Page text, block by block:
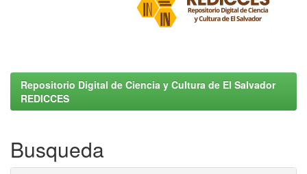
Repositorio Digital de Ciencia y Cultura de El Salvador
REDICCES
Busqueda